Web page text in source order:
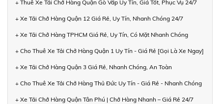
+ Thuê Xe Tải Chở Hàng Quận Gò Vấp Uy Tín, Giá Tốt, Phục Vụ 24/7
+ Xe Tải Chở Hàng Quận 12 Giá Rẻ, Uy Tín, Nhanh Chóng 24/7
+ Xe Tải Chở Hàng TPHCM Giá Rẻ, Uy Tín, Có Mặt Nhanh Chóng
+ Cho Thuê Xe Tải Chở Hàng Quận 1 Uy Tín - Giá Rẻ [Gọi Là Xe Ngay]
+ Xe Tải Chở Hàng Quận 3 Giá Rẻ, Nhanh Chóng, An Toàn
+ Cho Thuê Xe Tải Chở Hàng Thủ Đức Uy Tín - Giá Rẻ - Nhanh Chóng
+ Xe Tải Chở Hàng Quận Tân Phú | Chở Hàng Nhanh – Giá Rẻ 24/7